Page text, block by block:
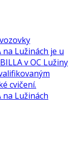
na Lužinách je u
v OC Lužiny
cvičení.
na Lužinách